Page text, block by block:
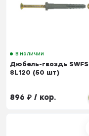
В наличии
Дюбель-гвоздь SWFS
8L120 (50 шт)
896₽ / кор.